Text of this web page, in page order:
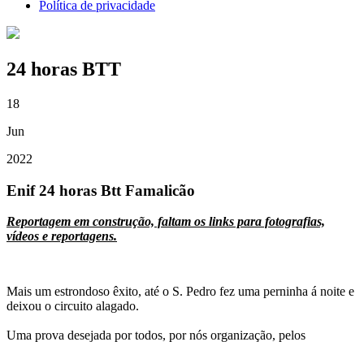
Política de privacidade
24 horas BTT
18
Jun
2022
Enif 24 horas Btt Famalicão
Reportagem em construção, faltam os links para fotografias,
vídeos e reportagens.
Mais um estrondoso êxito, até o S. Pedro fez uma perninha á noite e
deixou o circuito alagado.
Uma prova desejada por todos, por nós organização, pelos